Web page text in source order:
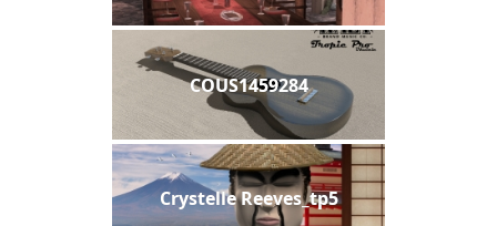
COUS1459284
Crystelle Reeves_tp5